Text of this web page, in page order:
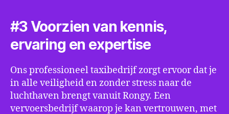
#3 Voorzien van kennis,
ervaring en expertise
Ons professioneel taxibedrijf zorgt ervoor dat je
in alle veiligheid en zonder stress naar de
luchthaven brengt vanuit Rongy. Een
vervoersbedrijf waarop je kan vertrouwen, met